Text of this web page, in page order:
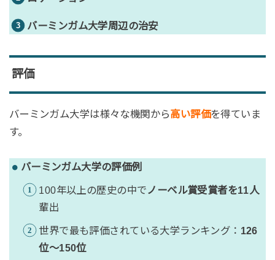
バーミンガム大学周辺の治安
評価
バーミンガム大学は様々な機関から高い評価を得ていま
す。
バーミンガム大学の評価例
100年以上の歴史の中でノーベル賞受賞者を11人
輩出
世界で最も評価されている大学ランキング： 126
位〜150位